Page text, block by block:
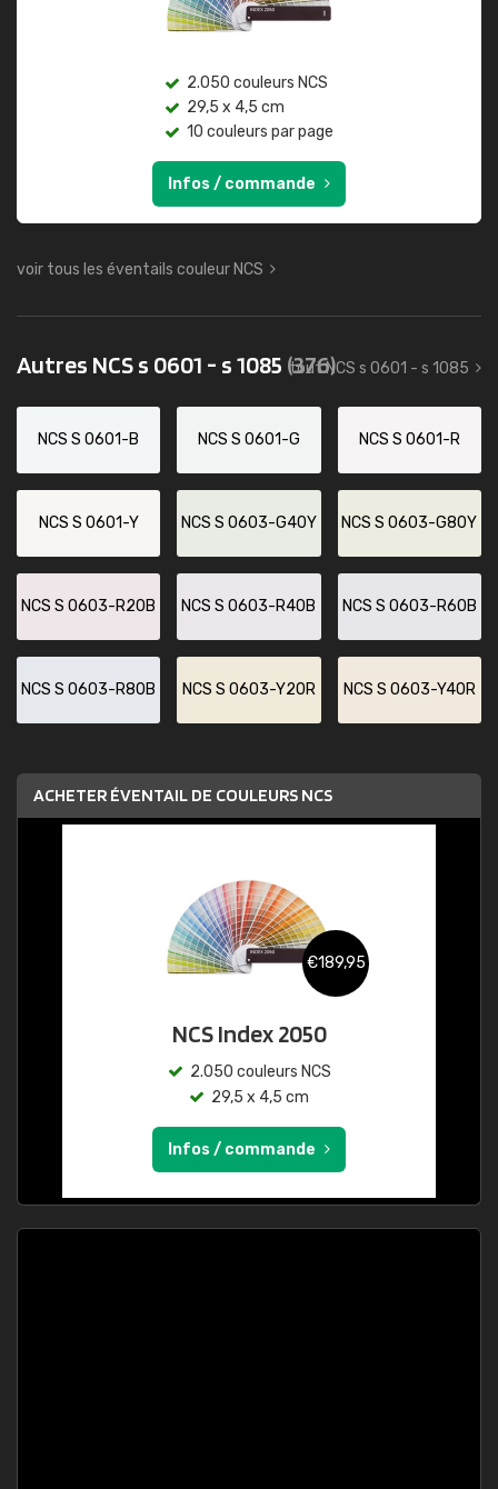
2.050 couleurs NCS
29,5 x 4,5 cm
10 couleurs par page
Infos / commande
voir tous les éventails couleur NCS
Autres NCS s 0601 - s 1085 (376)
tout NCS s 0601 - s 1085
NCS S 0601-B NCS S 0601-G NCS S 0601-R
NCS S 0601-Y NCS S 0603-G40Y NCS S 0603-G80Y
NCS S 0603-R20B NCS S 0603-R40B NCS S 0603-R60B
NCS S 0603-R80B NCS S 0603-Y20R NCS S 0603-Y40R
ACHETER ÉVENTAIL DE COULEURS NCS
€189,95
NCS Index 2050
2.050 couleurs NCS
29,5 x 4,5 cm
Infos / commande